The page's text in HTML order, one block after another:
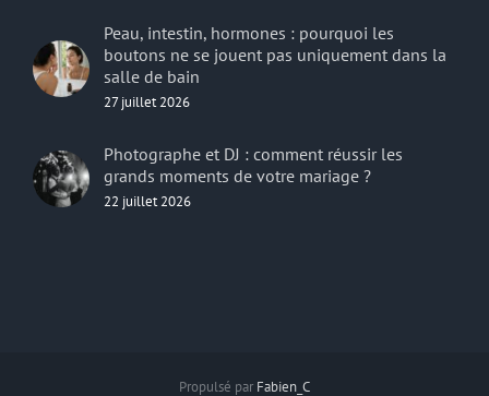
Peau, intestin, hormones : pourquoi les
boutons ne se jouent pas uniquement dans la
salle de bain
27 juillet 2026
Photographe et DJ : comment réussir les
grands moments de votre mariage ?
22 juillet 2026
Propulsé par Fabien_C